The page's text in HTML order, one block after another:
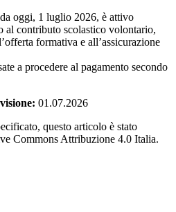
oggi, 1 luglio 2026, è attivo
al contributo scolastico volontario,
formativa e all’assicurazione
a procedere al pagamento secondo
01.07.2026
questo articolo è stato
Commons Attribuzione 4.0 Italia.